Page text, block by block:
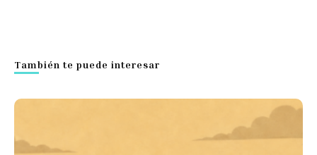
También te puede interesar